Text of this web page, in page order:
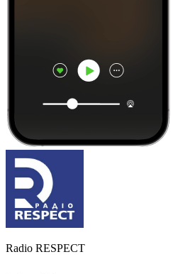
Radio RESPECT